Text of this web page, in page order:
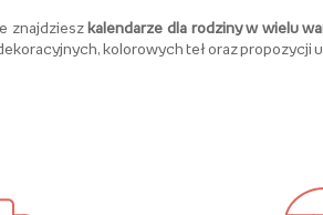
znajdziesz kalendarze dla rodziny w wielu
kolorowych teł oraz propozycji